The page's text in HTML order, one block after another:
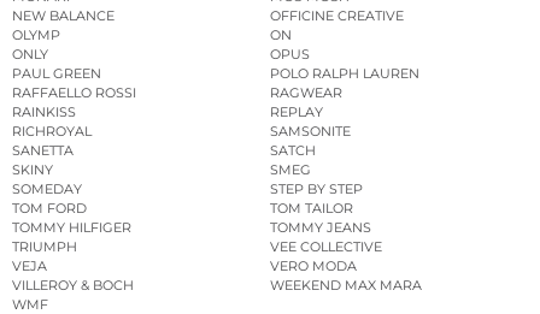
NEW BALANCE
OFFICINE CREATIVE
OLYMP
ON
ONLY
OPUS
PAUL GREEN
POLO RALPH LAUREN
RAFFAELLO ROSSI
RAGWEAR
RAINKISS
REPLAY
RICHROYAL
SAMSONITE
SANETTA
SATCH
SKINY
SMEG
SOMEDAY
STEP BY STEP
TOM FORD
TOM TAILOR
TOMMY HILFIGER
TOMMY JEANS
TRIUMPH
VEE COLLECTIVE
VEJA
VERO MODA
VILLEROY & BOCH
WEEKEND MAX MARA
WMF